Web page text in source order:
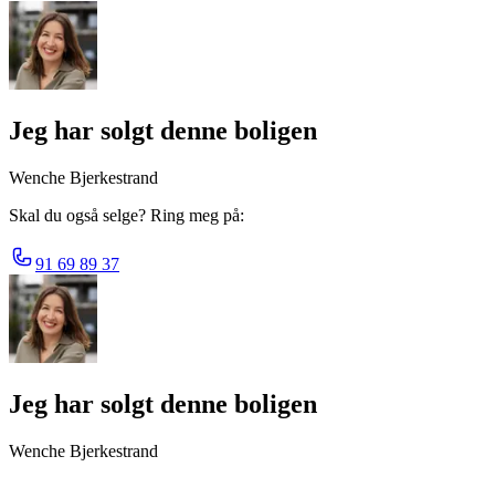
Jeg har solgt denne boligen
Wenche Bjerkestrand
Skal du også selge? Ring meg på:
91 69 89 37
Jeg har solgt denne boligen
Wenche Bjerkestrand